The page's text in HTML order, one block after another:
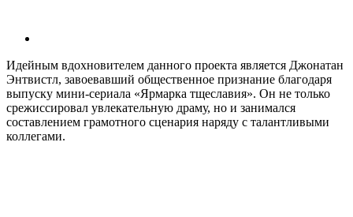
Идейным вдохновителем данного проекта является Джонатан
Энтвистл, завоевавший общественное признание благодаря
выпуску мини-сериала «Ярмарка тщеславия». Он не только
срежиссировал увлекательную драму, но и занимался
составлением грамотного сценария наряду с талантливыми
коллегами.